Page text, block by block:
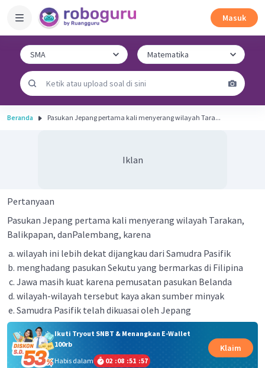
Masuk
Beranda Pasukan Jepang pertama kali menyerang wilayah Tara...
Iklan
Pertanyaan
Pasukan Jepang pertama kali menyerang wilayah Tarakan,
Balikpapan, danPalembang, karena
wilayah ini lebih dekat dijangkau dari Samudra Pasifik
menghadang pasukan Sekutu yang bermarkas di Filipina
Jawa masih kuat karena pemusatan pasukan Belanda
wilayah-wilayah tersebut kaya akan sumber minyak
Samudra Pasifik telah dikuasai oleh Jepang
Ikuti Tryout SNBT & Menangkan E-Wallet
100rb
Habis dalam
02 :08 :51 :57
Klaim